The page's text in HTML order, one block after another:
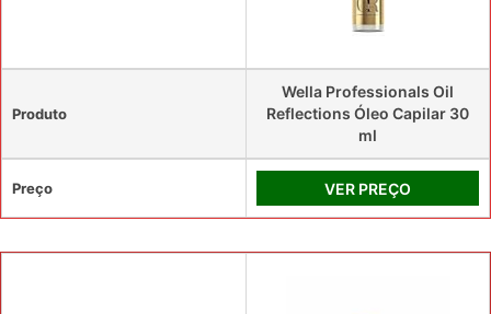
Produto
Wella Professionals Oil
Reflections Óleo Capilar 30
ml
Preço VER PREÇO